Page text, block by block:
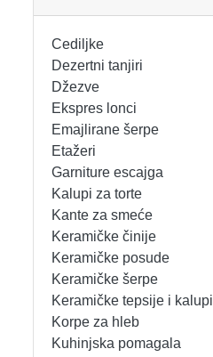
MIKROTALASNE
MIKSERI
MULTI STAJLERI
NUTRI PRACTIC
OSTALO ELEC
PANELNE GREJALICE
PEGLE
MOPOVI
NOŽEVI
OSTALO
POJEDINAČNI ESCAJG
POSLUŽAVNICI
RENDE
RUČNE MAŠINE
Cediljke
Dezertni tanjiri
Džezve
Ekspres lonci
Emajlirane šerpe
Etažeri
Garniture escajga
Kalupi za torte
Kante za smeće
Keramičke činije
Keramičke posude
Keramičke šerpe
Keramičke tepsije i kalupi
Korpe za hleb
Kuhinjska pomagala